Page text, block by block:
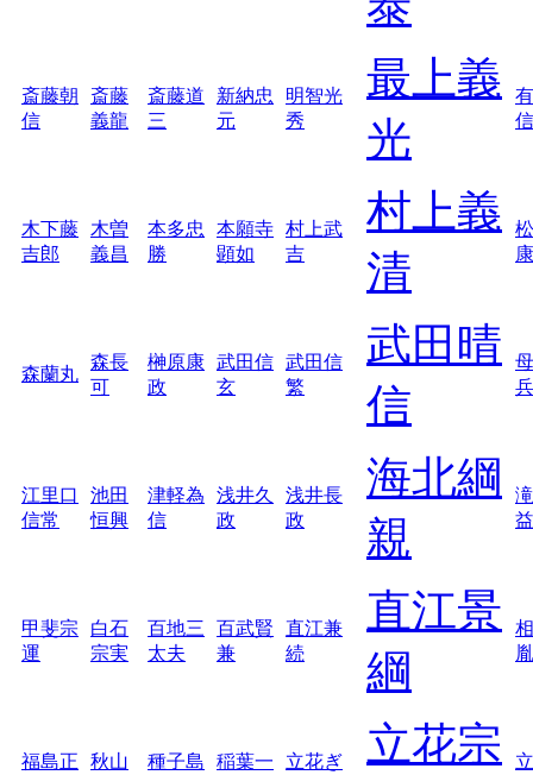
斎藤朝
信
斎藤
義龍
斎藤道
三
新納忠
元
明智光
秀
最上義
光
信
木下藤
吉郎
木曽
義昌
本多忠
勝
本願寺
顕如
村上武
吉
村上義
清
康
森蘭丸
森長
可
榊原康
政
武田信
玄
武田信
繁
武田晴
信
江里口
信常
池田
恒興
津軽為
信
浅井久
政
浅井長
政
海北綱
親
益
甲斐宗
運
白石
宗実
百地三
太夫
百武賢
兼
直江兼
続
直江景
綱
胤
福島正
秋山
種子島
稲葉一
立花ぎ
立花宗